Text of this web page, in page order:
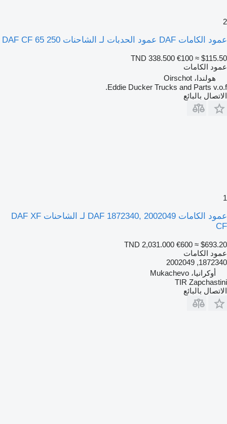
2
عمود الكامات DAF عمود الحدبات لـ الشاحنات DAF CF 65 250
TND 338.500 €100 ≈ $115.50
عمود الكامات
هولندا، Oirschot
Eddie Ducker Trucks and Parts v.o.f.
الاتصال بالبائع
1
عمود الكامات DAF 1872340, 2002049 لـ الشاحنات DAF XF
CF
TND 2,031.000 €600 ≈ $693.20
عمود الكامات
1872340, 2002049
أوكرانيا، Mukachevo
TIR Zapchastini
الاتصال بالبائع